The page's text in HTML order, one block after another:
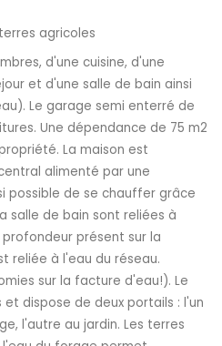
agricoles
d'une cuisine, d'une
et d'une salle de bain ainsi
Le garage semi enterré de
Une dépendance de 75 m2
La maison est
alimenté par une
possible de se chauffer grâce
salle de bain sont reliées à
présent sur la
reliée à l'eau du réseau.
sur la facture d'eau!). Le
dispose de deux portails : l'un
l'autre au jardin. Les terres